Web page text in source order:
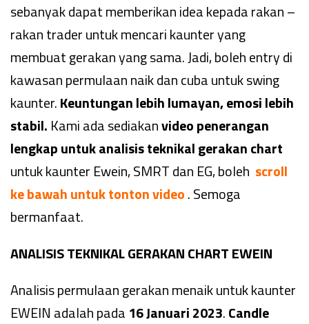
sebanyak dapat memberikan idea kepada rakan –
rakan trader untuk mencari kaunter yang
membuat gerakan yang sama. Jadi, boleh entry di
kawasan permulaan naik dan cuba untuk swing
kaunter.Keuntungan lebih lumayan, emosi lebih
stabil. Kami ada sediakanvideo penerangan
lengkap untuk analisis teknikal gerakan chart
untuk kaunter Ewein, SMRT dan EG, boleh scroll
ke bawah untuk tonton video. Semoga
bermanfaat.
ANALISIS TEKNIKAL GERAKAN CHART EWEIN
Analisis permulaan gerakan menaik untuk kaunter
EWEIN adalah pada 16 Januari 2023.Candle